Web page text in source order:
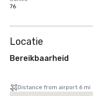
76
Locatie
Bereikbaarheid
Distance from airport 6 mi